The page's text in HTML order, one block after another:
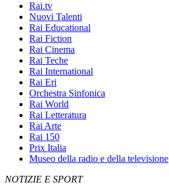
Rai.tv
Nuovi Talenti
Rai Educational
Rai Fiction
Rai Cinema
Rai Teche
Rai International
Rai Eri
Orchestra Sinfonica
Rai World
Rai Letteratura
Rai Arte
Rai 150
Prix Italia
Museo della radio e della televisione
NOTIZIE E SPORT